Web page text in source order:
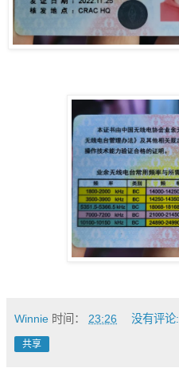
Winnie 时间： 23:26 没有评论:
共享